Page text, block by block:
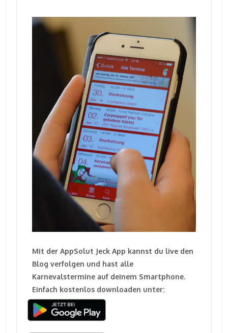
Mit der AppSolut Jeck App kannst du live den
Blog verfolgen und hast alle
Karnevalstermine auf deinem Smartphone.
Einfach kostenlos downloaden unter: